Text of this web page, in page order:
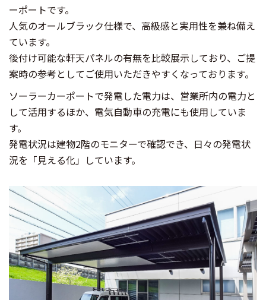
ーポートです。
人気のオールブラック仕様で、高級感と実用性を兼ね備え
ています。
後付け可能な軒天パネルの有無を比較展示しており、ご提
案時の参考としてご使用いただきやすくなっております。
ソーラーカーポートで発電した電力は、営業所内の電力と
して活用するほか、電気自動車の充電にも使用していま
す。
発電状況は建物2階のモニターで確認でき、日々の発電状
況を「見える化」しています。